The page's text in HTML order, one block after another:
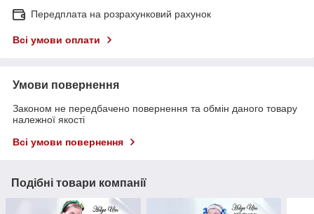
Передплата на розрахунковий рахунок
Всі умови оплати
Умови повернення
Законом не передбачено повернення та обмін даного товару
належної якості
Всі умови повернення
Подібні товари компанії